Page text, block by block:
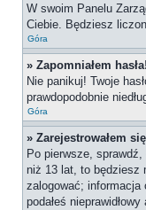
W swoim Panelu
Ciebie. Będziesz
Góra
» Zapomniałem hasła!
Nie panikuj! Twoje
prawdopodobnie
Góra
» Zarejestrowałem
Po pierwsze,
niż 13 lat, to będziesz
zalogować; informacja
podałeś